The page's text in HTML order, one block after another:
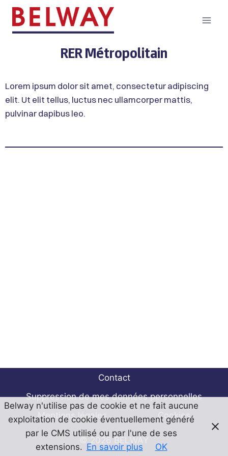
RER Métropolitain
Lorem ipsum dolor sit amet, consectetur adipiscing
elit. Ut elit tellus, luctus nec ullamcorper mattis,
pulvinar dapibus leo.
Contact
Suppression de mes données personnelles
Mentions légales
Cookies
© 2026 BELWAY
Belway n'utilise pas de cookie et ne fait aucune
exploitation de cookie éventuellement généré
par le CMS utilisé ou par l'une de ses
extensions. En savoir plus OK